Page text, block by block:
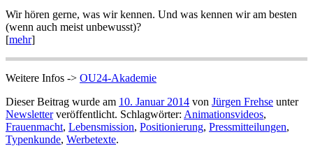
Wir hören gerne, was wir kennen. Und was kennen wir am besten
(wenn auch meist unbewusst)?
[mehr]
Weitere Infos -> OU24-Akademie
Dieser Beitrag wurde am 10. Januar 2014 von Jürgen Frehse unter
Newsletterveröffentlicht. Schlagwörter: Animationsvideos,
Frauenmacht, Lebensmission, Positionierung, Pressmitteilungen,
Typenkunde, Werbetexte.